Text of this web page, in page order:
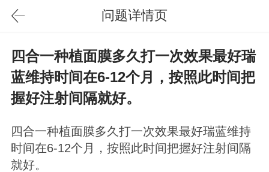
问题详情页
四合一种植面膜多久打一次效果最好瑞
蓝维持时间在6-12个月，按照此时间把
握好注射间隔就好。
四合一种植面膜多久打一次效果最好瑞蓝维持
时间在6-12个月，按照此时间把握好注射间隔
就好。